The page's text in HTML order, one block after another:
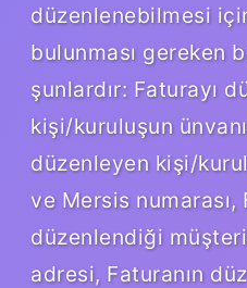
düzenlenebilmesi
bulunması gereken
şunlardır: Faturayı
kişi/kuruluşun
düzenleyen kişi/
ve Mersis numarası,
düzenlendiği
adresi, Faturanın